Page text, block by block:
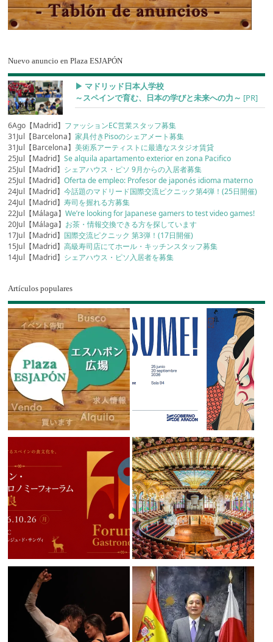
Nuevo anuncio en Plaza ESJAPÓN
▶︎ マドリッド日本人学校
～スペインで育む、日本の学びと未来への力～ [PR]
6Ago【Madrid】 ファッションEC営業スタッフ募集
31Jul【Barcelona】家具付きPisoのシェアメート募集
31Jul【Barcelona】美術系アーティストに最適なスタジオ賃貸
25Jul【Madrid】Se alquila apartamento exterior en zona Pacifico
25Jul【Madrid】 シェアハウス・ピソ 9月からの入居者募集
25Jul【Madrid】Oferta de empleo: Profesor de japonés idioma materno
24Jul【Madrid】今話題のマドリード国際交流ピクニック第4弾！(25日開催)
24Jul【Madrid】寿司を握れる方募集
22Jul【Málaga】We’re looking for Japanese gamers to test video games!
20Jul【Málaga】 お茶・情報交換できる方を探しています
17Jul【Madrid】 国際交流ピクニック 第3弾！(17日開催)
15Jul【Madrid】高級寿司店にてホール・キッチンスタッフ募集
14Jul【Madrid】 シェアハウス・ピソ入居者を募集
Artículos populares